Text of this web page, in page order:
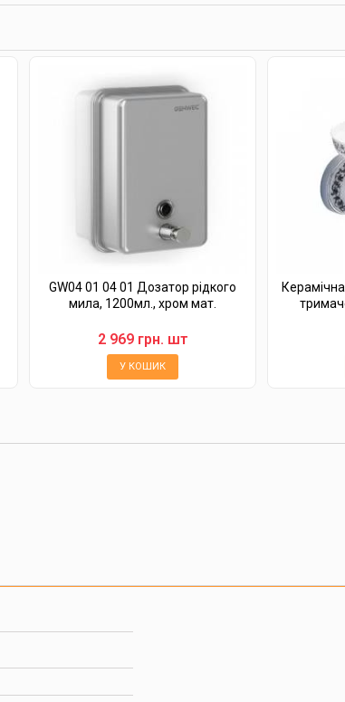
GW04 01 04 01 Дозатор рідкого
мила, 1200мл., хром мат.
2 969 грн. шт
У КОШИК